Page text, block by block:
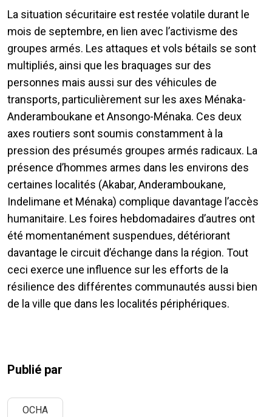
La situation sécuritaire est restée volatile durant le
mois de septembre, en lien avec l’activisme des
groupes armés. Les attaques et vols bétails se sont
multipliés, ainsi que les braquages sur des
personnes mais aussi sur des véhicules de
transports, particulièrement sur les axes Ménaka-
Anderamboukane et Ansongo-Ménaka. Ces deux
axes routiers sont soumis constamment à la
pression des présumés groupes armés radicaux. La
présence d’hommes armes dans les environs des
certaines localités (Akabar, Anderamboukane,
Indelimane et Ménaka) complique davantage l’accès
humanitaire. Les foires hebdomadaires d’autres ont
été momentanément suspendues, détériorant
davantage le circuit d’échange dans la région. Tout
ceci exerce une influence sur les efforts de la
résilience des différentes communautés aussi bien
de la ville que dans les localités périphériques.
Publié par
OCHA